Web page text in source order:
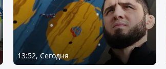
13:52, Сегодня